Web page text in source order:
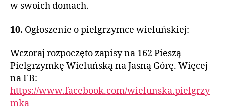
w swoich domach.
10. Ogłoszenie o pielgrzymce wieluńskiej:
Wczoraj rozpoczęto zapisy na 162 Pieszą
Pielgrzymkę Wieluńską na Jasną Górę. Więcej
na FB:
https://www.facebook.com/wielunska.pielgrzy
mka